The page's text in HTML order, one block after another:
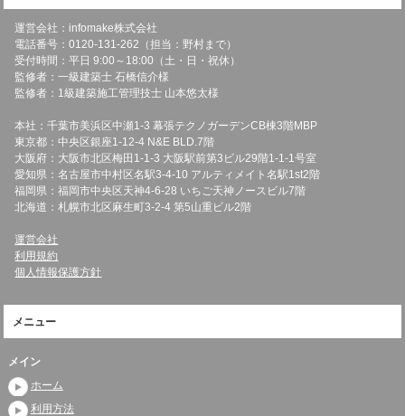
運営会社：infomake株式会社
電話番号：0120-131-262（担当：野村まで）
受付時間：平日 9:00～18:00（土・日・祝休）
監修者：一級建築士 石橋信介様
監修者：1級建築施工管理技士 山本悠太様
本社：千葉市美浜区中瀬1-3 幕張テクノガーデンCB棟3階MBP
東京都：中央区銀座1-12-4 N&E BLD.7階
大阪府：大阪市北区梅田1-1-3 大阪駅前第3ビル29階1-1-1号室
愛知県：名古屋市中村区名駅3-4-10 アルティメイト名駅1st2階
福岡県：福岡市中央区天神4-6-28 いちご天神ノースビル7階
北海道：札幌市北区麻生町3-2-4 第5山重ビル2階
運営会社
利用規約
個人情報保護方針
メニュー
メイン
ホーム
利用方法